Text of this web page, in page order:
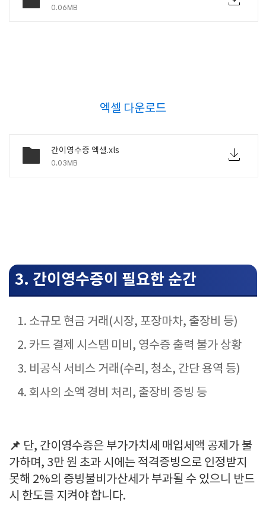
0.06MB
엑셀 다운로드
간이영수증 엑셀.xls
0.03MB
3. 간이영수증이 필요한 순간
소규모 현금 거래(시장, 포장마차, 출장비 등)
카드 결제 시스템 미비, 영수증 출력 불가 상황
비공식 서비스 거래(수리, 청소, 간단 용역 등)
회사의 소액 경비 처리, 출장비 증빙 등
📌 단, 간이영수증은 부가가치세 매입세액 공제가 불
가하며, 3만 원 초과 시에는 적격증빙으로 인정받지
못해 2%의 증빙불비가산세가 부과될 수 있으니 반드
시 한도를 지켜야 합니다.